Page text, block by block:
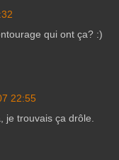
qui ont ça? :)
22:55
je trouvais ça drôle.